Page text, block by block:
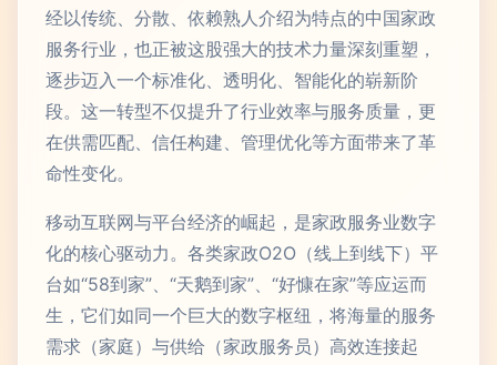
经以传统、分散、依赖熟人介绍为特点的中国家政
服务行业，也正被这股强大的技术力量深刻重塑，
逐步迈入一个标准化、透明化、智能化的崭新阶
段。这一转型不仅提升了行业效率与服务质量，更
在供需匹配、信任构建、管理优化等方面带来了革
命性变化。
移动互联网与平台经济的崛起，是家政服务业数字
化的核心驱动力。各类家政O2O（线上到线下）平
台如“58到家”、“天鹅到家”、“好慷在家”等应运而
生，它们如同一个巨大的数字枢纽，将海量的服务
需求（家庭）与供给（家政服务员）高效连接起